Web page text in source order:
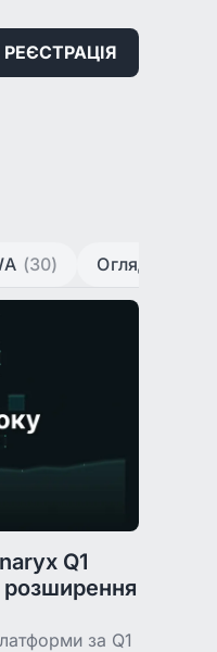
РЕЄСТРАЦІЯ
(30) Огляди
Q1
розширення
за Q1